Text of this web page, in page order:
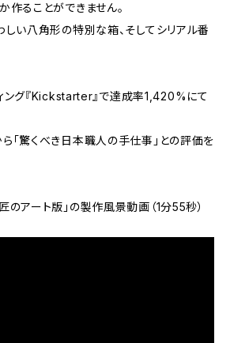
作ることができません。
しい八角形の特別な箱、そしてシリアル番
ング『Kickstarter』で達成率1,420%にて
「驚くべき日本職人の手仕事」との評価を
アート版」の製作風景動画（1分55秒）